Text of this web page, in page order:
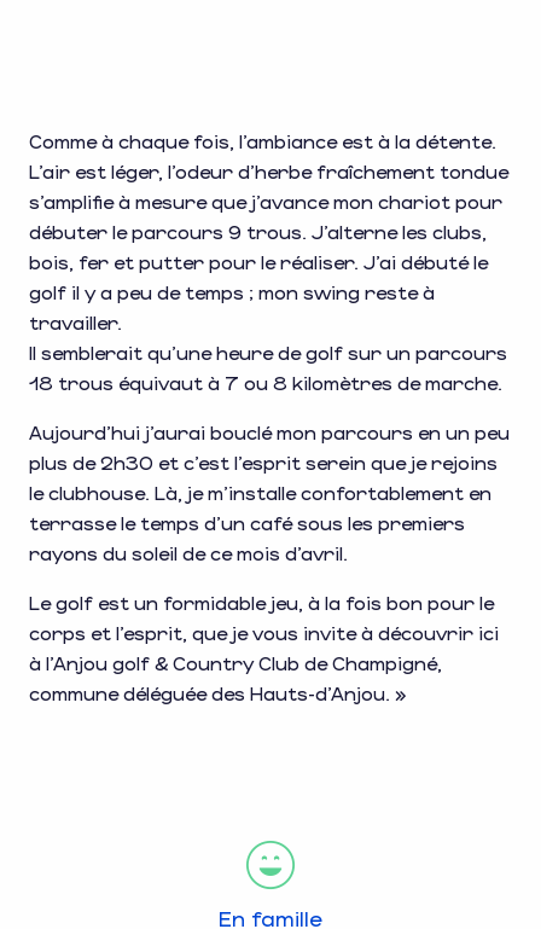
Comme à chaque fois, l’ambiance est à la détente.
L’air est léger, l’odeur d’herbe fraîchement tondue
s’amplifie à mesure que j’avance mon chariot pour
débuter le parcours 9 trous. J’alterne les clubs,
bois, fer et putter pour le réaliser. J’ai débuté le
golf il y a peu de temps ; mon swing reste à
travailler.
Il semblerait qu’une heure de golf sur un parcours
18 trous équivaut à 7 ou 8 kilomètres de marche.
Aujourd’hui j’aurai bouclé mon parcours en un peu
plus de 2h30 et c’est l’esprit serein que je rejoins
le clubhouse. Là, je m’installe confortablement en
terrasse le temps d’un café sous les premiers
rayons du soleil de ce mois d’avril.
Le golf est un formidable jeu, à la fois bon pour le
corps et l’esprit, que je vous invite à découvrir ici
à l’Anjou golf & Country Club de Champigné,
commune déléguée des Hauts-d’Anjou. »
En famille